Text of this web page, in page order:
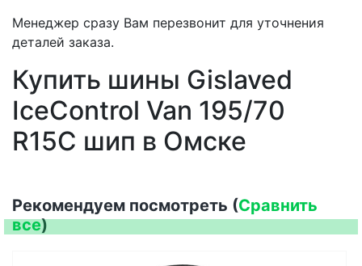
Менеджер сразу Вам перезвонит для уточнения
деталей заказа.
Купить шины Gislaved
IceControl Van 195/70
R15C шип в Омске
Рекомендуем посмотреть (Сравнить
все)